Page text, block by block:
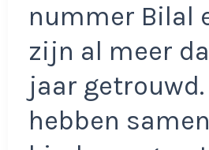
nummer Bilal
zijn al meer
jaar getrouwd.
hebben